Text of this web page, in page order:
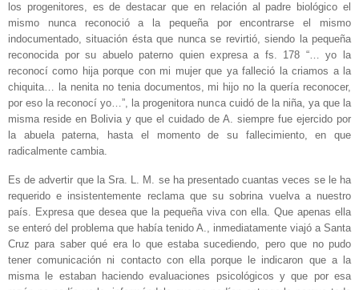
los progenitores, es de destacar que en relación al padre biológico el
mismo nunca reconoció a la pequeña por encontrarse el mismo
indocumentado, situación ésta que nunca se revirtió, siendo la pequeña
reconocida por su abuelo paterno quien expresa a fs. 178 “… yo la
reconocí como hija porque con mi mujer que ya falleció la criamos a la
chiquita… la nenita no tenia documentos, mi hijo no la quería reconocer,
por eso la reconocí yo…”, la progenitora nunca cuidó de la niña, ya que la
misma reside en Bolivia y que el cuidado de A. siempre fue ejercido por
la abuela paterna, hasta el momento de su fallecimiento, en que
radicalmente cambia.
Es de advertir que la Sra. L. M. se ha presentado cuantas veces se le ha
requerido e insistentemente reclama que su sobrina vuelva a nuestro
país. Expresa que desea que la pequeña viva con ella. Que apenas ella
se enteró del problema que había tenido A., inmediatamente viajó a Santa
Cruz para saber qué era lo que estaba sucediendo, pero que no pudo
tener comunicación ni contacto con ella porque le indicaron que a la
misma le estaban haciendo evaluaciones psicológicos y que por esa